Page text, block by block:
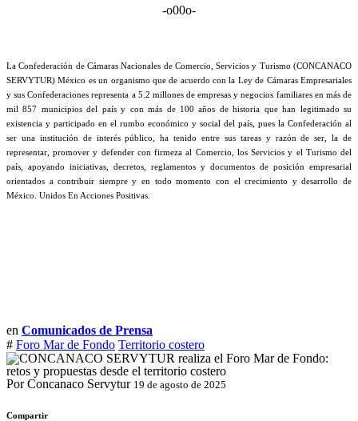
-o00o-
La Confederación de Cámaras Nacionales de Comercio, Servicios y Turismo (CONCANACO
SERVYTUR) México es un organismo que de acuerdo con la Ley de Cámaras Empresariales
y sus Confederaciones representa a 5.2 millones de empresas y negocios familiares en más de
mil 857 municipios del país y con más de 100 años de historia que han legitimado su
existencia y participado en el rumbo económico y social del país, pues la Confederación al
ser una institución de interés público, ha tenido entre sus tareas y razón de ser, la de
representar, promover y defender con firmeza al Comercio, los Servicios y el Turismo del
país, apoyando iniciativas, decretos, reglamentos y documentos de posición empresarial
orientados a contribuir siempre y en todo momento con el crecimiento y desarrollo de
México. Unidos En Acciones Positivas.
en Comunicados de Prensa
# Foro Mar de Fondo Territorio costero
Por Concanaco Servytur 19 de agosto de 2025
Compartir